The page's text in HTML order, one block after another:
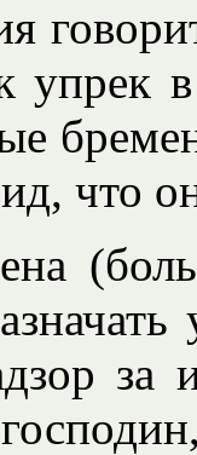
упрек
что
за